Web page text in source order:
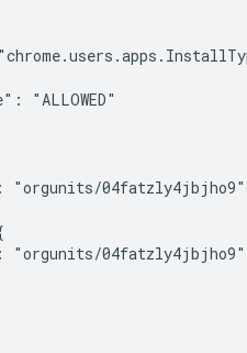
"ALLOWED"
"orgunits/04fatzly4jbjho9"
"orgunits/04fatzly4jbjho9"